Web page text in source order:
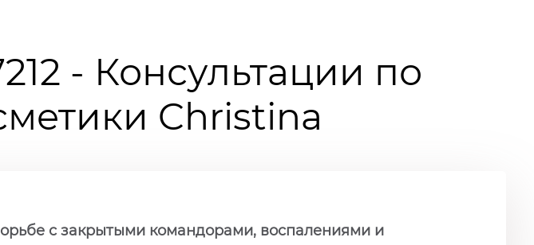
- Консультации по
Christina
с закрытыми командорами, воспалениями и